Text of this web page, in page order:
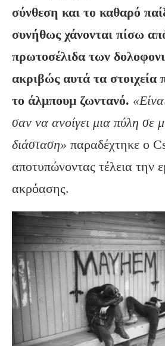
σύνθεση και το καθαρό
συνήθως χάνονται πίσω
πρωτοσέλιδα των
ακριβώς αυτά τα στοιχεία
το άλμπουμ ζωντανό.
σαν να ανοίγει μια πύλη σε
διάσταση» παραδέχτηκε ο
αποτυπώνοντας τέλεια την
ακρόασης.